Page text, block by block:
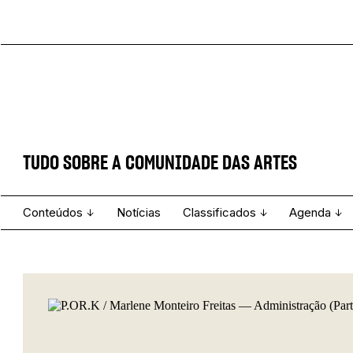
TUDO SOBRE A COMUNIDADE DAS ARTES
Conteúdos Notícias Classificados Agenda